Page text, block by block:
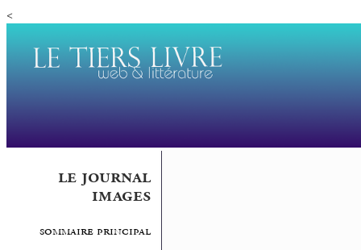
<
le journal
images
sommaire principal